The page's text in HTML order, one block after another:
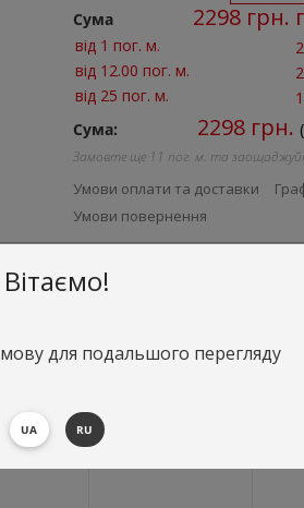
Сума
2298 грн.
від 1 пог. м.
від 12.00 пог. м.
від 25 пог. м.
Сума:
2298 грн.
Замовте ще 11 пог. м. та
Умови оплати та доставки
Умови повернення
Вітаємо!
для подальшого перегляду
UA RU